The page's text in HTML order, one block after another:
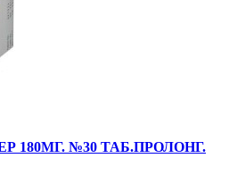
180МГ. №30 ТАБ.ПРОЛОНГ.